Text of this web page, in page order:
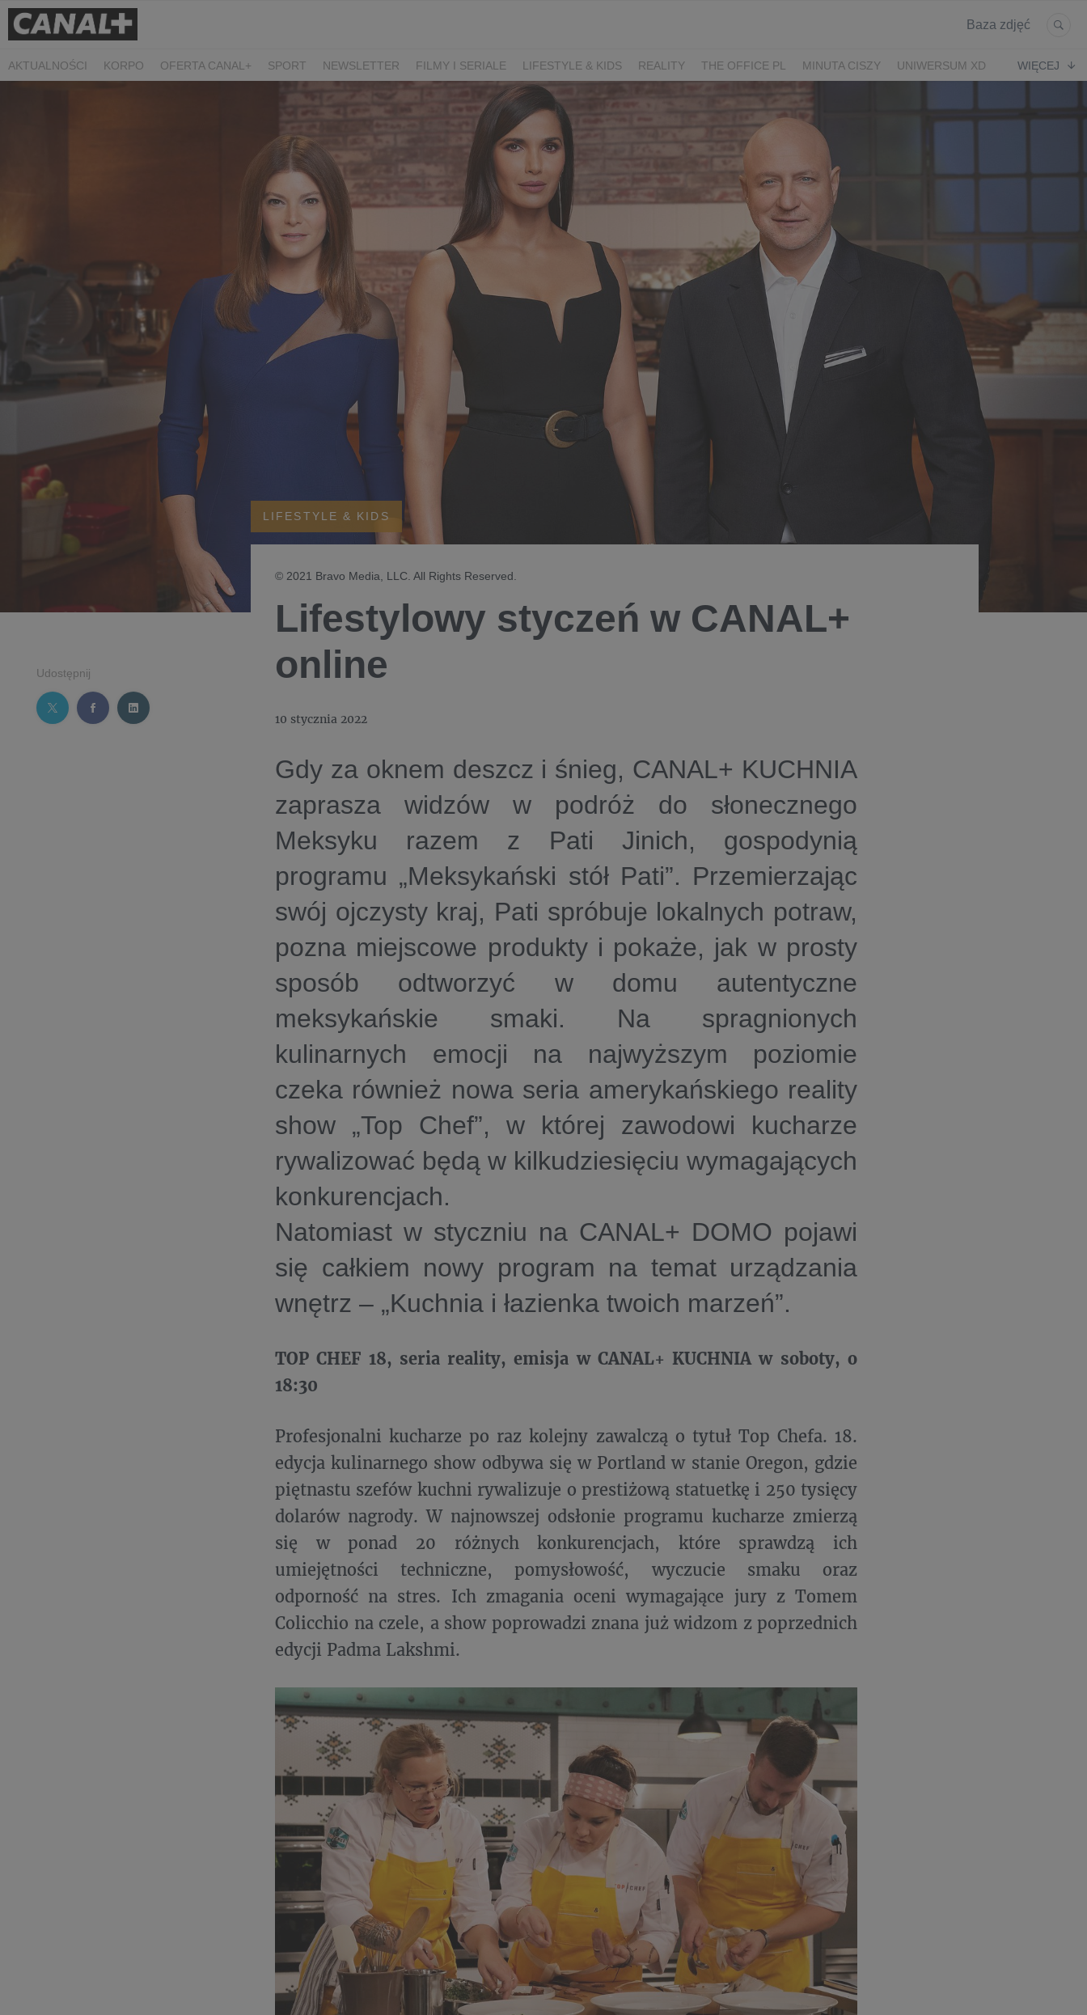
Baza zdjęć
AKTUALNOŚCI KORPO OFERTA CANAL+ SPORT NEWSLETTER FILMY I SERIALE LIFESTYLE & KIDS REALITY THE OFFICE PL MINUTA CISZY
UNIWERSUM XD
BELFER SORTOWNIA
DOKUMENT
WIĘCEJ
Udostępnij
LIFESTYLE & KIDS
© 2021 Bravo Media, LLC. All Rights Reserved.
Lifestylowy styczeń w CANAL+
online
10 stycznia 2022
Gdy za oknem deszcz i śnieg, CANAL+ KUCHNIA
zaprasza widzów w podróż do słonecznego
Meksyku razem z Pati Jinich, gospodynią
programu „Meksykański stół Pati”. Przemierzając
swój ojczysty kraj, Pati spróbuje lokalnych potraw,
pozna miejscowe produkty i pokaże, jak w prosty
sposób odtworzyć w domu autentyczne
meksykańskie smaki. Na spragnionych
kulinarnych emocji na najwyższym poziomie
czeka również nowa seria amerykańskiego reality
show „Top Chef”, w której zawodowi kucharze
rywalizować będą w kilkudziesięciu wymagających
konkurencjach.
Natomiast w styczniu na CANAL+ DOMO pojawi
się całkiem nowy program na temat urządzania
wnętrz – „Kuchnia i łazienka twoich marzeń”.
TOP CHEF 18, seria reality, emisja w CANAL+ KUCHNIA w soboty, o
18:30
Profesjonalni kucharze po raz kolejny zawalczą o tytuł Top Chefa. 18.
edycja kulinarnego show odbywa się w Portland w stanie Oregon, gdzie
piętnastu szefów kuchni rywalizuje o prestiżową statuetkę i 250 tysięcy
dolarów nagrody. W najnowszej odsłonie programu kucharze zmierzą
się w ponad 20 różnych konkurencjach, które sprawdzą ich
umiejętności techniczne, pomysłowość, wyczucie smaku oraz
odporność na stres. Ich zmagania oceni wymagające jury z Tomem
Colicchio na czele, a show poprowadzi znana już widzom z poprzednich
edycji Padma Lakshmi.